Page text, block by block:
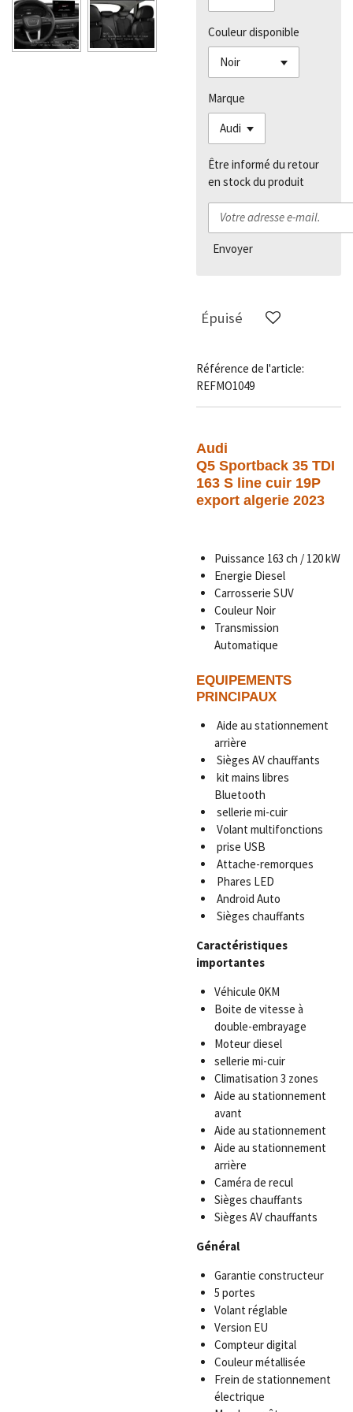
Couleur disponible
Marque
Être informé du retour
en stock du produit
Envoyer
Épuisé
Référence de l'article:
REFMO1049
Audi
Q5 Sportback 35 TDI
163 S line cuir 19P
export algerie 2023
Puissance 163 ch / 120 kW
Energie Diesel
Carrosserie SUV
Couleur Noir
Transmission
Automatique
EQUIPEMENTS
PRINCIPAUX
Aide au stationnement
arrière
Sièges AV chauffants
kit mains libres
Bluetooth
sellerie mi-cuir
Volant multifonctions
prise USB
Attache-remorques
Phares LED
Android Auto
Sièges chauffants
Caractéristiques
importantes
Véhicule 0KM
Boite de vitesse à
double-embrayage
Moteur diesel
sellerie mi-cuir
Climatisation 3 zones
Aide au stationnement
avant
Aide au stationnement
Aide au stationnement
arrière
Caméra de recul
Sièges chauffants
Sièges AV chauffants
Général
Garantie constructeur
5 portes
Volant réglable
Version EU
Compteur digital
Couleur métallisée
Frein de stationnement
électrique